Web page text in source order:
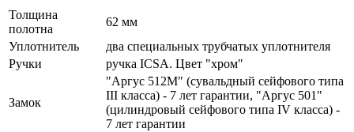
Толщина
полотна
62 мм
Уплотнитель
два специальных трубчатых уплотнителя
Ручки
ручка ICSA. Цвет "хром"
Замок
"Аргус 512М" (сувальдный сейфового типа
III класса) - 7 лет гарантии, "Аргус 501"
(цилиндровый сейфового типа IV класса) -
7 лет гарантии